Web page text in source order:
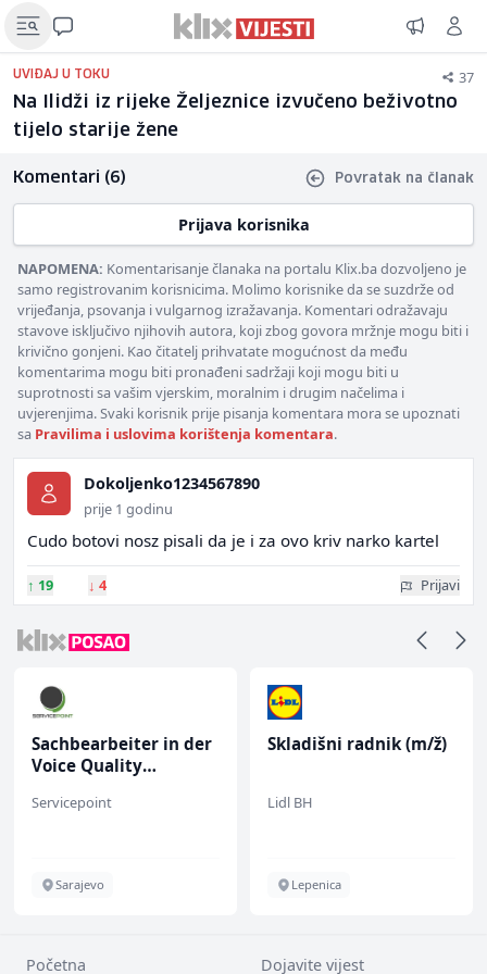
UVIĐAJ U TOKU 37
Na Ilidži iz rijeke Željeznice izvučeno beživotno
tijelo starije žene
Komentari (6) Povratak na članak
Prijava korisnika
NAPOMENA: Komentarisanje članaka na portalu Klix.ba dozvoljeno je
samo registrovanim korisnicima. Molimo korisnike da se suzdrže od
vrijeđanja, psovanja i vulgarnog izražavanja. Komentari odražavaju
stavove isključivo njihovih autora, koji zbog govora mržnje mogu biti i
krivično gonjeni. Kao čitatelj prihvatate mogućnost da među
komentarima mogu biti pronađeni sadržaji koji mogu biti u
suprotnosti sa vašim vjerskim, moralnim i drugim načelima i
uvjerenjima. Svaki korisnik prije pisanja komentara mora se upoznati
sa Pravilima i uslovima korištenja komentara.
Dokoljenko1234567890
prije 1 godinu
Cudo botovi nosz pisali da je i za ovo kriv narko kartel
↑ 19 ↓ 4 Prijavi
Sachbearbeiter in der
Voice Quality
Servicepoint
Sarajevo
Skladišni radnik (m/ž)
Lidl BH
Lepenica
Početna Dojavite vijest